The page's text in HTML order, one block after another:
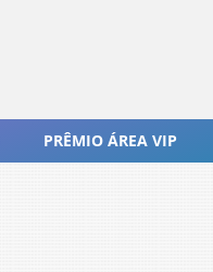
PRÊMIO ÁREA VIP